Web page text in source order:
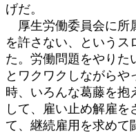
げだ。
厚生労働委員会に所
を許さない、というス
た。労働問題をやりた
とワクワクしながらや
時、いろんな葛藤を抱
して、雇い止め解雇を
て、継続雇用を求めて